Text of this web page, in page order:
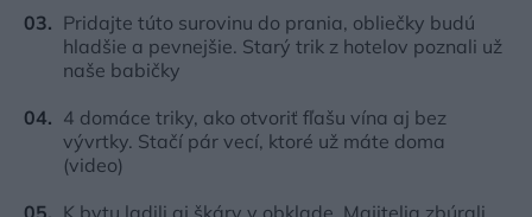
Pridajte túto surovinu do prania, obliečky budú
hladšie a pevnejšie. Starý trik z hotelov poznali už
naše babičky
4 domáce triky, ako otvoriť fľašu vína aj bez
vývrtky. Stačí pár vecí, ktoré už máte doma
(video)